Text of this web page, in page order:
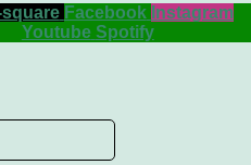
square Facebook Instagram
Youtube Spotify